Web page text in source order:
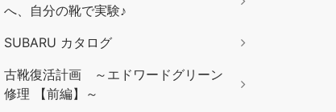
へ、自分の靴で実験♪
SUBARU カタログ
古靴復活計画 ～エドワードグリーン
修理 【前編】～